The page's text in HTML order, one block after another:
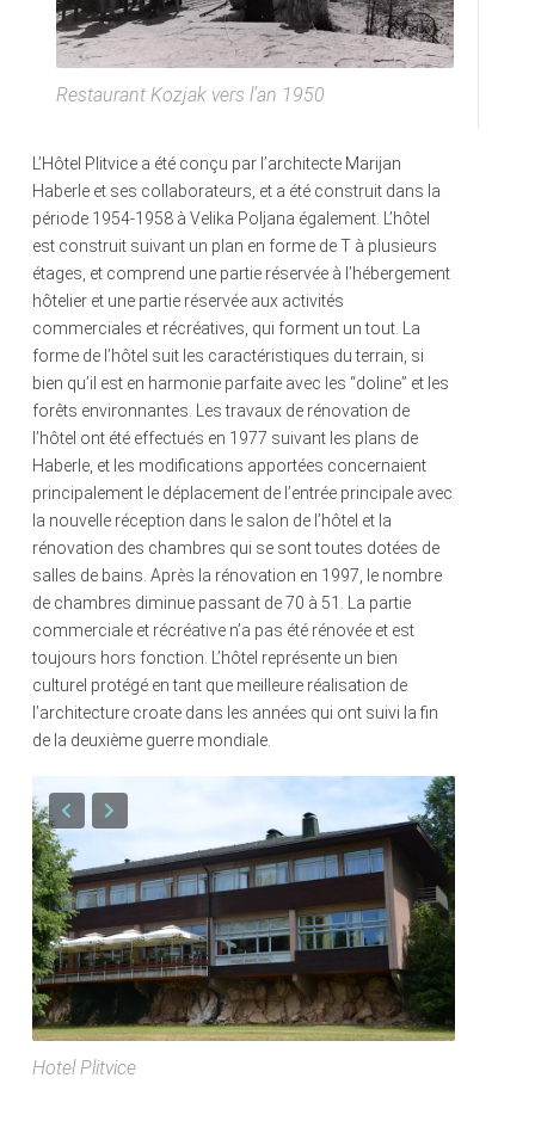
Restaurant Kozjak vers l’an 1950
L’Hôtel Plitvice a été conçu par l’architecte Marijan
Haberle et ses collaborateurs, et a été construit dans la
période 1954-1958 à Velika Poljana également. L’hôtel
est construit suivant un plan en forme de T à plusieurs
étages, et comprend une partie réservée à l’hébergement
hôtelier et une partie réservée aux activités
commerciales et récréatives, qui forment un tout. La
forme de l’hôtel suit les caractéristiques du terrain, si
bien qu’il est en harmonie parfaite avec les “doline” et les
forêts environnantes. Les travaux de rénovation de
l’hôtel ont été effectués en 1977 suivant les plans de
Haberle, et les modifications apportées concernaient
principalement le déplacement de l’entrée principale avec
la nouvelle réception dans le salon de l’hôtel et la
rénovation des chambres qui se sont toutes dotées de
salles de bains. Après la rénovation en 1997, le nombre
de chambres diminue passant de 70 à 51. La partie
commerciale et récréative n’a pas été rénovée et est
toujours hors fonction. L’hôtel représente un bien
culturel protégé en tant que meilleure réalisation de
l’architecture croate dans les années qui ont suivi la fin
de la deuxième guerre mondiale.
Hotel Plitvice